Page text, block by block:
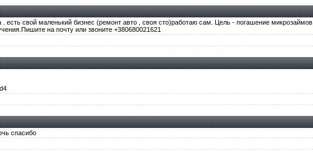
. есть свой маленький бизнес (ремонт авто , своя сто)работаю сам. Цель - погашение микрозаймов
на почту или звоните +380680021621
спасибо